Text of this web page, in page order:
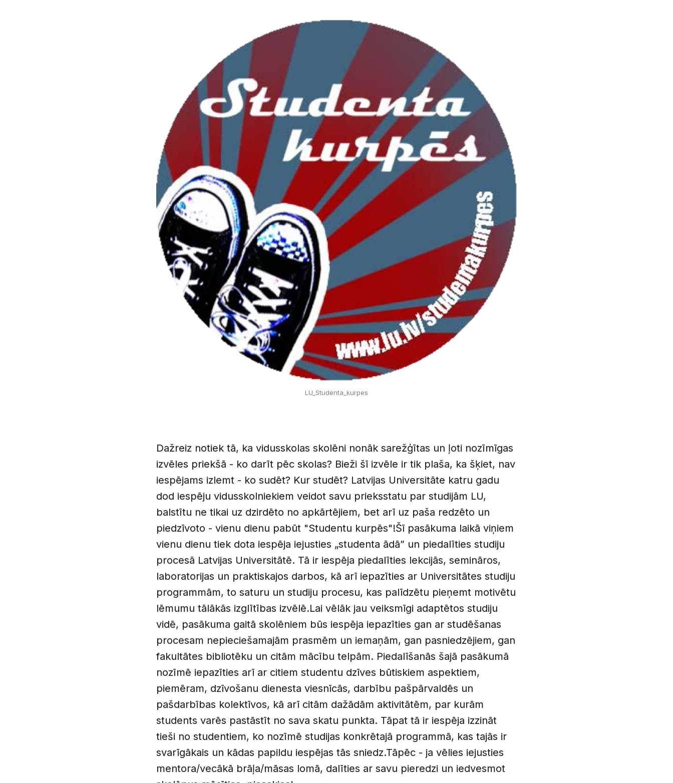
LU_Studenta_kurpes
Dažreiz notiek tā, ka vidusskolas skolēni nonāk sarežģītas un ļoti nozīmīgas
izvēles priekšā - ko darīt pēc skolas? Bieži šī izvēle ir tik plaša, ka šķiet, nav
iespējams izlemt - ko sudēt? Kur studēt? Latvijas Universitāte katru gadu
dod iespēju vidusskolniekiem veidot savu prieksstatu par studijām LU,
balstītu ne tikai uz dzirdēto no apkārtējiem, bet arī uz paša redzēto un
piedzīvoto - vienu dienu pabūt "Studentu kurpēs"!Šī pasākuma laikā viņiem
vienu dienu tiek dota iespēja iejusties „studenta ādā” un piedalīties studiju
procesā Latvijas Universitātē. Tā ir iespēja piedalīties lekcijās, semināros,
laboratorijas un praktiskajos darbos, kā arī iepazīties ar Universitātes studiju
programmām, to saturu un studiju procesu, kas palīdzētu pieņemt motivētu
lēmumu tālākās izglītības izvēlē.Lai vēlāk jau veiksmīgi adaptētos studiju
vidē, pasākuma gaitā skolēniem būs iespēja iepazīties gan ar studēšanas
procesam nepieciešamajām prasmēm un iemaņām, gan pasniedzējiem, gan
fakultātes bibliotēku un citām mācību telpām. Piedalīšanās šajā pasākumā
nozīmē iepazīties arī ar citiem studentu dzīves būtiskiem aspektiem,
piemēram, dzīvošanu dienesta viesnīcās, darbību pašpārvaldēs un
pašdarbības kolektīvos, kā arī citām dažādām aktivitātēm, par kurām
students varēs pastāstīt no sava skatu punkta. Tāpat tā ir iespēja izzināt
tieši no studentiem, ko nozīmē studijas konkrētajā programmā, kas tajās ir
svarīgākais un kādas papildu iespējas tās sniedz.Tāpēc - ja vēlies iejusties
mentora/vecākā brāļa/māsas lomā, dalīties ar savu pieredzi un iedvesmot